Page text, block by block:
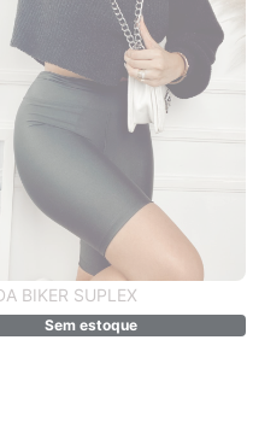
BIKER SUPLEX
Sem estoque